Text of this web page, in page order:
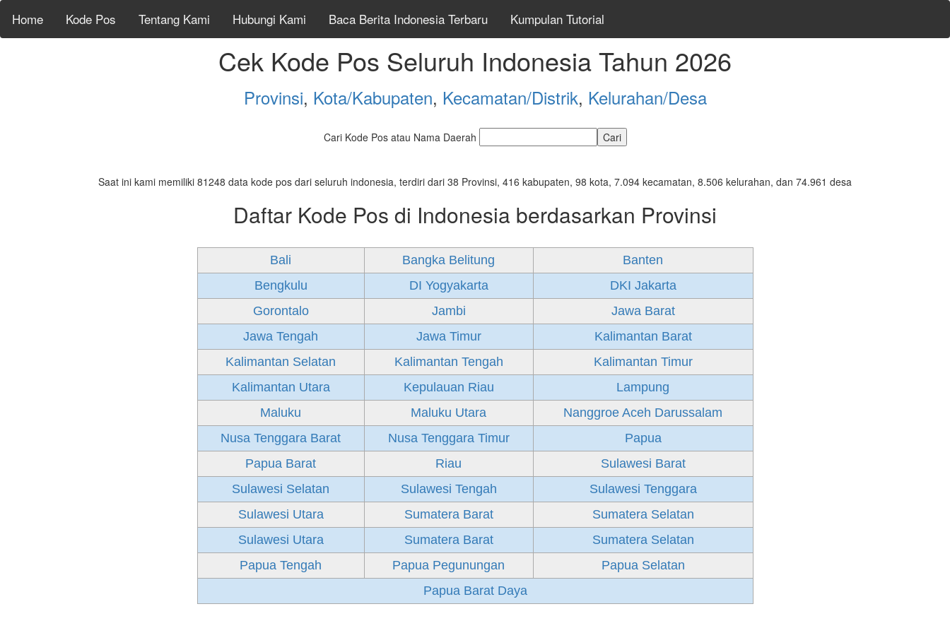
Home Kode Pos Tentang Kami Hubungi Kami Baca Berita Indonesia Terbaru Kumpulan Tutorial
Cek Kode Pos Seluruh Indonesia Tahun 2026
Provinsi, Kota/Kabupaten, Kecamatan/Distrik, Kelurahan/Desa
Cari Kode Pos atau Nama Daerah
Saat ini kami memiliki 81248 data kode pos dari seluruh indonesia, terdiri dari 38 Provinsi, 416 kabupaten, 98 kota, 7.094 kecamatan, 8.506 kelurahan, dan 74.961 desa
Daftar Kode Pos di Indonesia berdasarkan Provinsi
Bali Bangka Belitung
Banten
Bengkulu
DI Yogyakarta
DKI Jakarta
Gorontalo
Jambi
Jawa Barat
Jawa Tengah
Jawa Timur
Kalimantan Barat
Kalimantan Selatan
Kalimantan Tengah
Kalimantan Timur
Kalimantan Utara
Kepulauan Riau
Lampung
Maluku
Maluku Utara
Nanggroe Aceh Darussalam
Nusa Tenggara Barat
Nusa Tenggara Timur
Papua
Papua Barat
Riau
Sulawesi Barat
Sulawesi Selatan
Sulawesi Tengah
Sulawesi Tenggara
Sulawesi Utara
Sumatera Barat
Sumatera Selatan
Sulawesi Utara
Sumatera Barat
Sumatera Selatan
Papua Tengah
Papua Pegunungan
Papua Selatan
Papua Barat Daya